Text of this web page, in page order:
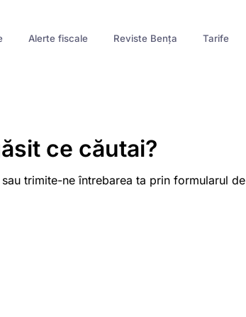
Alerte fiscale Reviste Bența Tarife
ce căutai?
trimite-ne întrebarea ta prin formularul de